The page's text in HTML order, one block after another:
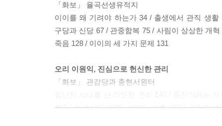
「화보」 율곡선생유적지
이이를 왜 기려야 하는가 34 / 출생에서 관직 생
구당과 신당 67 / 관중함복 75 / 사림이 상상한 개
죽음 128 / 이이의 세 가지 문제 131
오리 이원익, 진심으로 헌신한 관리
「화보」 관감당과 충현서원터
157 / 이순신에 대한 신뢰와 변호 166 / 정치적